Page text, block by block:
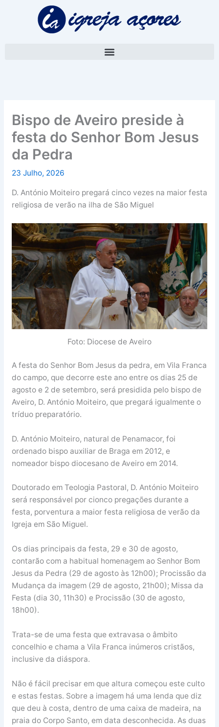
Bispo de Aveiro preside à
festa do Senhor Bom Jesus
da Pedra
23 Julho, 2026
D. António Moiteiro pregará cinco vezes na maior festa
religiosa de verão na ilha de São Miguel
Foto: Diocese de Aveiro
A festa do Senhor Bom Jesus da pedra, em Vila Franca
do campo, que decorre este ano entre os dias 25 de
agosto e 2 de setembro, será presidida pelo bispo de
Aveiro, D. António Moiteiro, que pregará igualmente o
tríduo preparatório.
D. António Moiteiro, natural de Penamacor, foi
ordenado bispo auxiliar de Braga em 2012, e
nomeador bispo diocesano de Aveiro em 2014.
Doutorado em Teologia Pastoral, D. António Moiteiro
será responsável por cionco pregações durante a
festa, porventura a maior festa religiosa de verão da
Igreja em São Miguel.
Os dias principais da festa, 29 e 30 de agosto,
contarão com a habitual homenagem ao Senhor Bom
Jesus da Pedra (29 de agosto às 12h00); Procissão da
Mudança da imagem (29 de agosto, 21h00); Missa da
Festa (dia 30, 11h30) e Procissão (30 de agosto,
18h00).
Trata-se de uma festa que extravasa o âmbito
concelhio e chama a Vila Franca inúmeros cristãos,
inclusive da diáspora.
Não é fácil precisar em que altura começou este culto
e estas festas. Sobre a imagem há uma lenda que diz
que deu à costa, dentro de uma caixa de madeira, na
praia do Corpo Santo, em data desconhecida. As duas